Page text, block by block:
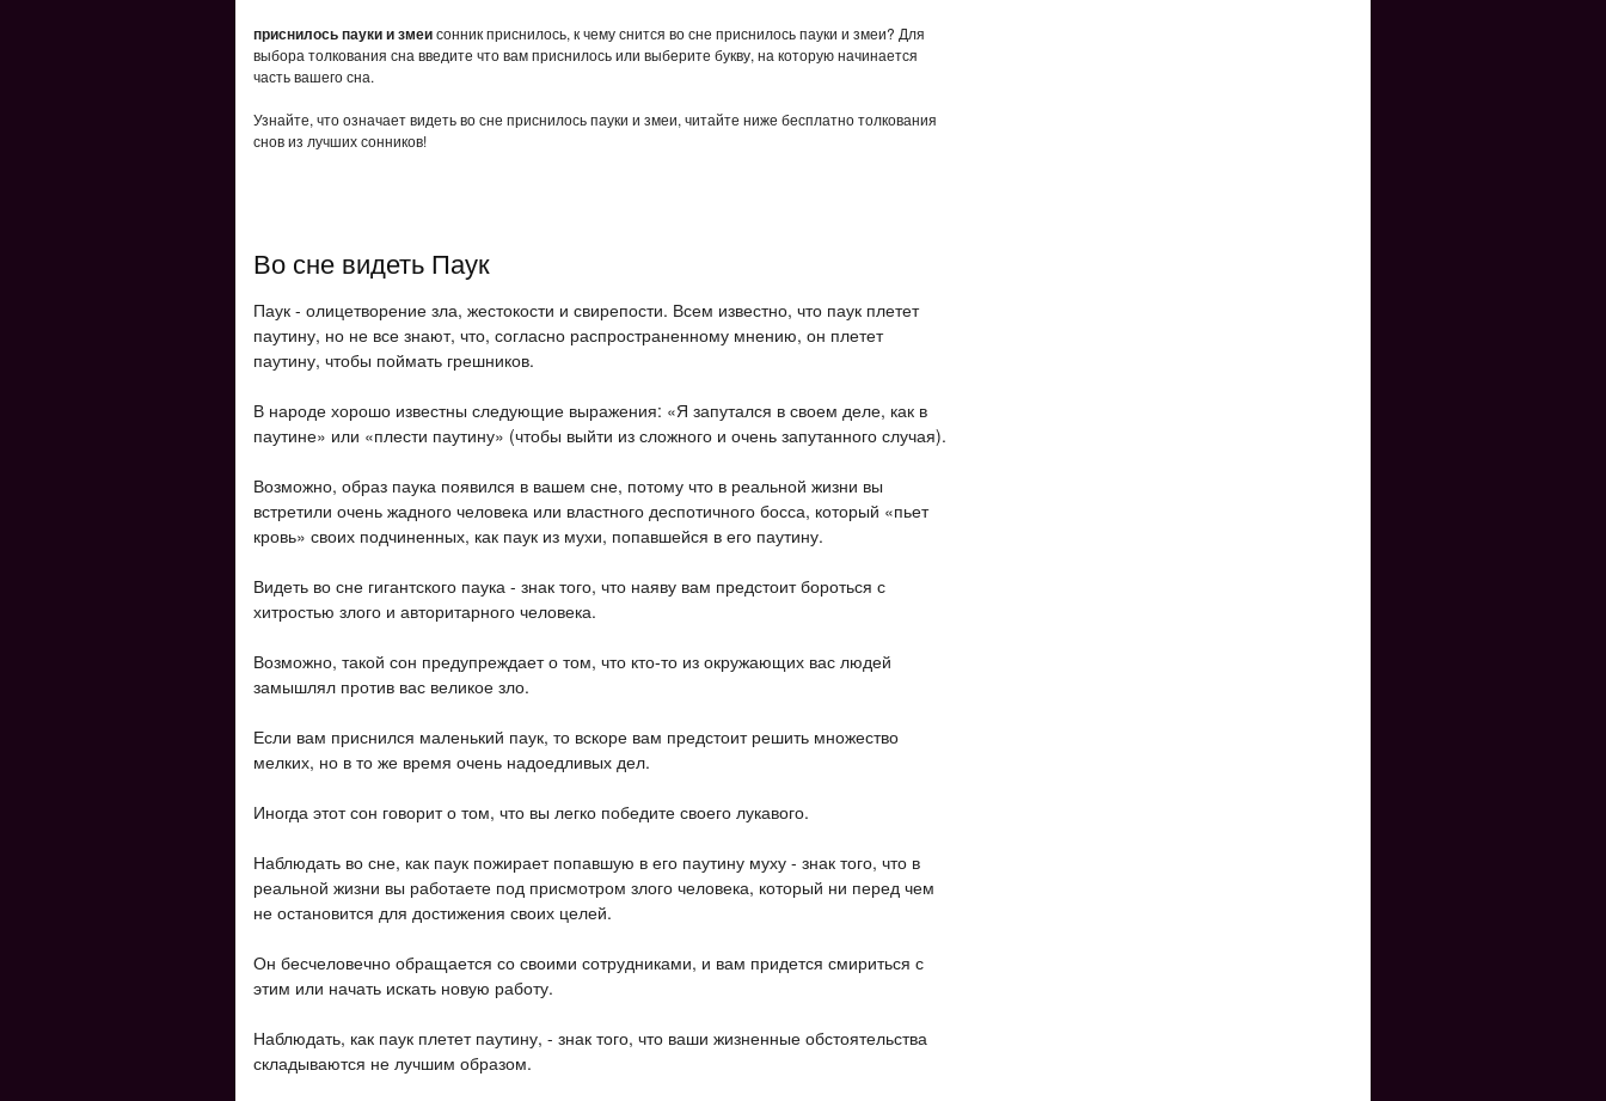
приснилось пауки и змеисонник приснилось, к чему снится во сне приснилось пауки и змеи? Для
выбора толкования сна введите что вам приснилось или выберите букву, на которую начинается
часть вашего сна.
Узнайте, что означает видеть во сне приснилось пауки и змеи, читайте ниже бесплатно толкования
снов из лучших сонников!
Во сне видеть Паук
Паук - олицетворение зла, жестокости и свирепости. Всем известно, что паук плетет
паутину, но не все знают, что, согласно распространенному мнению, он плетет
паутину, чтобы поймать грешников.
В народе хорошо известны следующие выражения: «Я запутался в своем деле, как в
паутине» или «плести паутину» (чтобы выйти из сложного и очень запутанного случая).
Возможно, образ паука появился в вашем сне, потому что в реальной жизни вы
встретили очень жадного человека или властного деспотичного босса, который «пьет
кровь» своих подчиненных, как паук из мухи, попавшейся в его паутину.
Видеть во сне гигантского паука - знак того, что наяву вам предстоит бороться с
хитростью злого и авторитарного человека.
Возможно, такой сон предупреждает о том, что кто-то из окружающих вас людей
замышлял против вас великое зло.
Если вам приснился маленький паук, то вскоре вам предстоит решить множество
мелких, но в то же время очень надоедливых дел.
Иногда этот сон говорит о том, что вы легко победите своего лукавого.
Наблюдать во сне, как паук пожирает попавшую в его паутину муху - знак того, что в
реальной жизни вы работаете под присмотром злого человека, который ни перед чем
не остановится для достижения своих целей.
Он бесчеловечно обращается со своими сотрудниками, и вам придется смириться с
этим или начать искать новую работу.
Наблюдать, как паук плетет паутину, - знак того, что ваши жизненные обстоятельства
складываются не лучшим образом.